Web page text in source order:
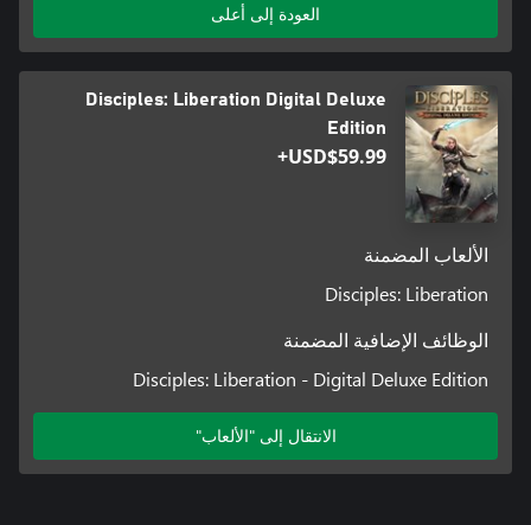
العودة إلى أعلى
Disciples: Liberation Digital Deluxe
Edition
USD$59.99+
الألعاب المضمنة
Disciples: Liberation
الوظائف الإضافية المضمنة
Disciples: Liberation - Digital Deluxe Edition
الانتقال إلى "الألعاب"